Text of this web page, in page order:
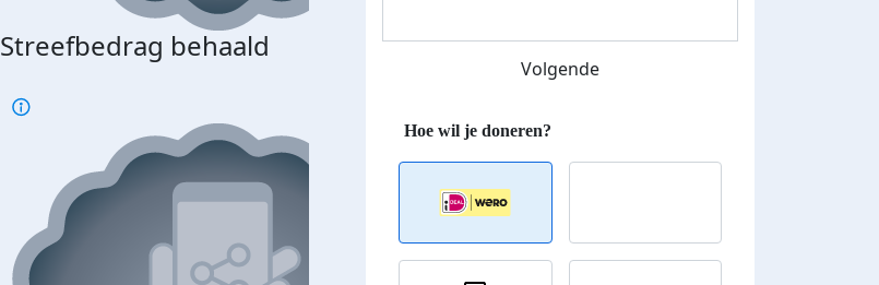
Streefbedrag behaald Streefbedrag verhoogd
Volgende